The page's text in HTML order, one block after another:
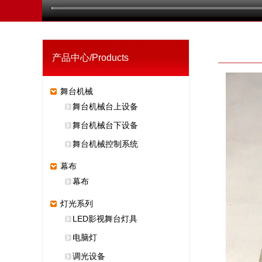
产品中心/Products
舞台机械
舞台机械台上设备
舞台机械台下设备
舞台机械控制系统
幕布
幕布
灯光系列
LED影视舞台灯具
电脑灯
调光设备
产品